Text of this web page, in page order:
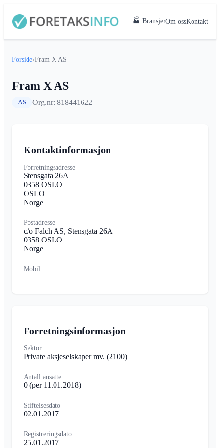
🏭 BransjerOm ossKontakt
Forside›Fram X AS
Fram X AS
AS Org.nr: 818441622
Kontaktinformasjon
Forretningsadresse
Stensgata 26A
0358 OSLO
OSLO
Norge
Postadresse
c/o Falch AS, Stensgata 26A
0358 OSLO
Norge
Mobil
+
Forretningsinformasjon
Sektor
Private aksjeselskaper mv. (2100)
Antall ansatte
0 (per 11.01.2018)
Stiftelsesdato
02.01.2017
Registreringsdato
25.01.2017